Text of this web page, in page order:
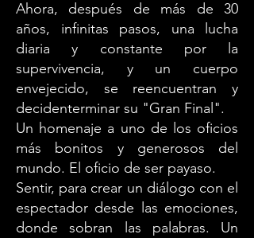
Ahora, después de más de 30
años, infinitas pasos, una lucha
diaria y constante por la
supervivencia, y un cuerpo
envejecido, se reencuentran y
decidenterminar su "Gran Final".
Un homenaje a uno de los oficios
más bonitos y generosos del
mundo. El oficio de ser payaso.
Sentir, para crear un diálogo con el
espectador desde las emociones,
donde sobran las palabras. Un